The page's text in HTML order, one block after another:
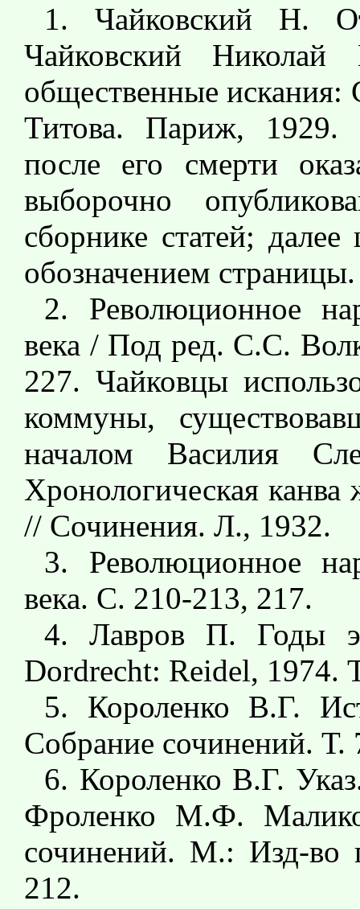
1. Чайковский Н.
Чайковский Николай
общественные
Титова. Париж, 1929.
после его смерти
выборочно
сборнике статей;
обозначением страницы.
2. Революционное
века / Под ред. С.С.
227. Чайковцы
коммуны,
началом Василия
Хронологическая
// Сочинения. Л., 1932.
3. Революционное
века. С. 210-213, 217.
4. Лавров П. Годы
Dordrecht: Reidel, 1974.
5. Короленко В.Г.
Собрание сочинений.
6. Короленко В.Г.
Фроленко М.Ф.
сочинений. М.: Изд-во
212.